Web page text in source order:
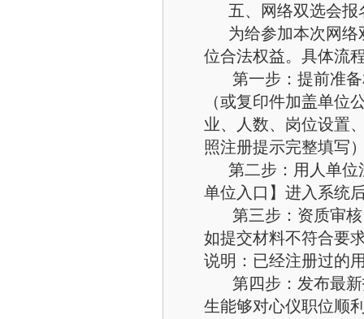
五、网络双选会报
为给参加本次网络
位合法权益。具体流
第一步：提前准备
（或复印件加盖单
业、人数、岗位设置
照注册提示完整填写
第二步：用人单位
单位入口】进入系统
第三步：资质审核
如提交材料不符合要
说明：已经注册过的
第四步：发布最新
生能够对心仪职位顺